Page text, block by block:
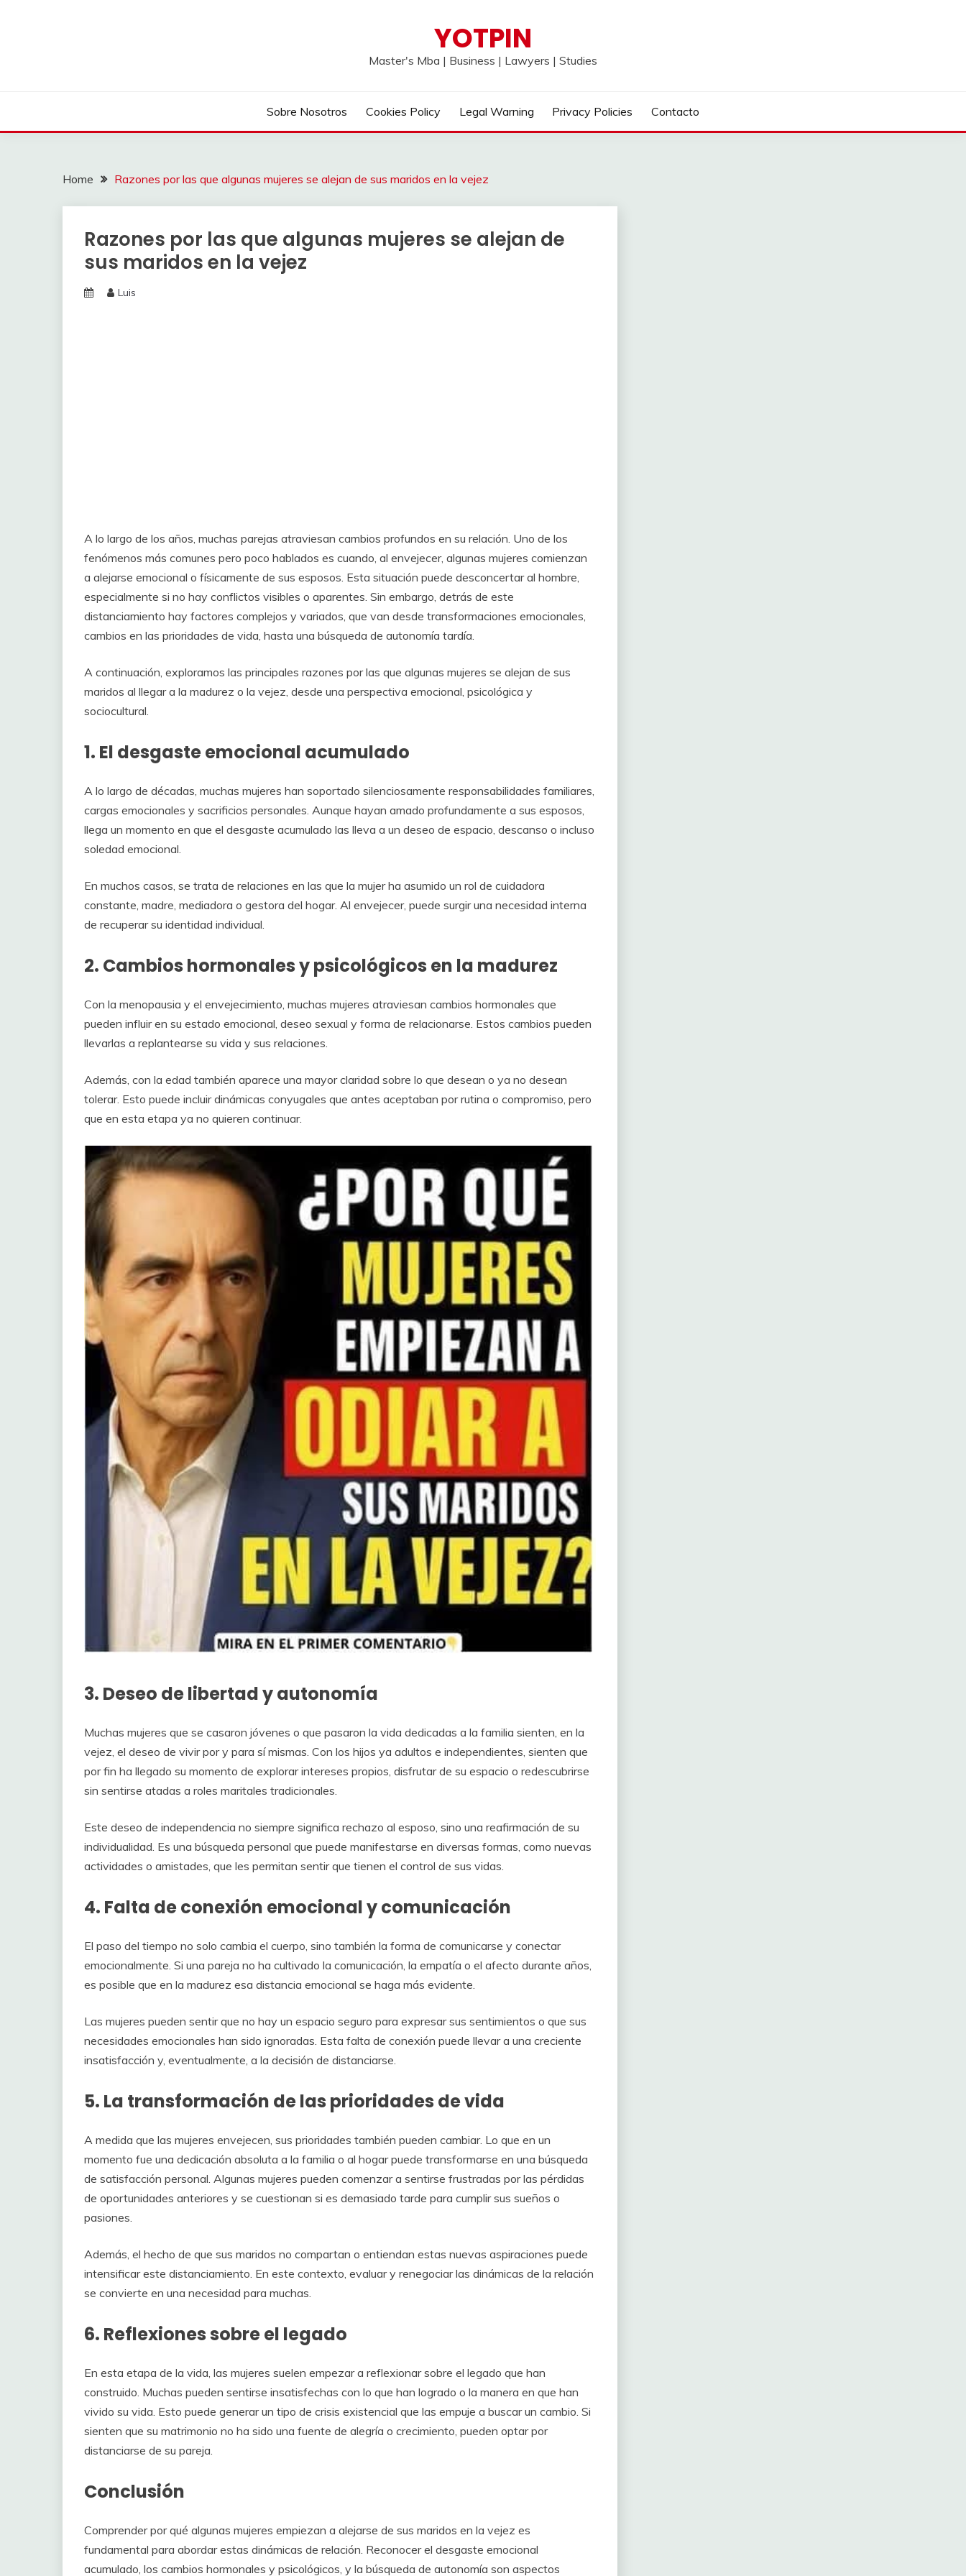
YOTPIN
Master's Mba | Business | Lawyers | Studies
Sobre Nosotros Cookies Policy Legal Warning Privacy Policies Contacto
Home Razones por las que algunas mujeres se alejan de sus maridos en la vejez
Razones por las que algunas mujeres se alejan de
sus maridos en la vejez
Luis
A lo largo de los años, muchas parejas atraviesan cambios profundos en su relación. Uno de los
fenómenos más comunes pero poco hablados es cuando, al envejecer, algunas mujeres comienzan
a alejarse emocional o físicamente de sus esposos. Esta situación puede desconcertar al hombre,
especialmente si no hay conflictos visibles o aparentes. Sin embargo, detrás de este
distanciamiento hay factores complejos y variados, que van desde transformaciones emocionales,
cambios en las prioridades de vida, hasta una búsqueda de autonomía tardía.
A continuación, exploramos las principales razones por las que algunas mujeres se alejan de sus
maridos al llegar a la madurez o la vejez, desde una perspectiva emocional, psicológica y
sociocultural.
1. El desgaste emocional acumulado
A lo largo de décadas, muchas mujeres han soportado silenciosamente responsabilidades familiares,
cargas emocionales y sacrificios personales. Aunque hayan amado profundamente a sus esposos,
llega un momento en que el desgaste acumulado las lleva a un deseo de espacio, descanso o incluso
soledad emocional.
En muchos casos, se trata de relaciones en las que la mujer ha asumido un rol de cuidadora
constante, madre, mediadora o gestora del hogar. Al envejecer, puede surgir una necesidad interna
de recuperar su identidad individual.
2. Cambios hormonales y psicológicos en la madurez
Con la menopausia y el envejecimiento, muchas mujeres atraviesan cambios hormonales que
pueden influir en su estado emocional, deseo sexual y forma de relacionarse. Estos cambios pueden
llevarlas a replantearse su vida y sus relaciones.
Además, con la edad también aparece una mayor claridad sobre lo que desean o ya no desean
tolerar. Esto puede incluir dinámicas conyugales que antes aceptaban por rutina o compromiso, pero
que en esta etapa ya no quieren continuar.
3. Deseo de libertad y autonomía
Muchas mujeres que se casaron jóvenes o que pasaron la vida dedicadas a la familia sienten, en la
vejez, el deseo de vivir por y para sí mismas. Con los hijos ya adultos e independientes, sienten que
por fin ha llegado su momento de explorar intereses propios, disfrutar de su espacio o redescubrirse
sin sentirse atadas a roles maritales tradicionales.
Este deseo de independencia no siempre significa rechazo al esposo, sino una reafirmación de su
individualidad. Es una búsqueda personal que puede manifestarse en diversas formas, como nuevas
actividades o amistades, que les permitan sentir que tienen el control de sus vidas.
4. Falta de conexión emocional y comunicación
El paso del tiempo no solo cambia el cuerpo, sino también la forma de comunicarse y conectar
emocionalmente. Si una pareja no ha cultivado la comunicación, la empatía o el afecto durante años,
es posible que en la madurez esa distancia emocional se haga más evidente.
Las mujeres pueden sentir que no hay un espacio seguro para expresar sus sentimientos o que sus
necesidades emocionales han sido ignoradas. Esta falta de conexión puede llevar a una creciente
insatisfacción y, eventualmente, a la decisión de distanciarse.
5. La transformación de las prioridades de vida
A medida que las mujeres envejecen, sus prioridades también pueden cambiar. Lo que en un
momento fue una dedicación absoluta a la familia o al hogar puede transformarse en una búsqueda
de satisfacción personal. Algunas mujeres pueden comenzar a sentirse frustradas por las pérdidas
de oportunidades anteriores y se cuestionan si es demasiado tarde para cumplir sus sueños o
pasiones.
Además, el hecho de que sus maridos no compartan o entiendan estas nuevas aspiraciones puede
intensificar este distanciamiento. En este contexto, evaluar y renegociar las dinámicas de la relación
se convierte en una necesidad para muchas.
6. Reflexiones sobre el legado
En esta etapa de la vida, las mujeres suelen empezar a reflexionar sobre el legado que han
construido. Muchas pueden sentirse insatisfechas con lo que han logrado o la manera en que han
vivido su vida. Esto puede generar un tipo de crisis existencial que las empuje a buscar un cambio. Si
sienten que su matrimonio no ha sido una fuente de alegría o crecimiento, pueden optar por
distanciarse de su pareja.
Conclusión
Comprender por qué algunas mujeres empiezan a alejarse de sus maridos en la vejez es
fundamental para abordar estas dinámicas de relación. Reconocer el desgaste emocional
acumulado, los cambios hormonales y psicológicos, y la búsqueda de autonomía son aspectos